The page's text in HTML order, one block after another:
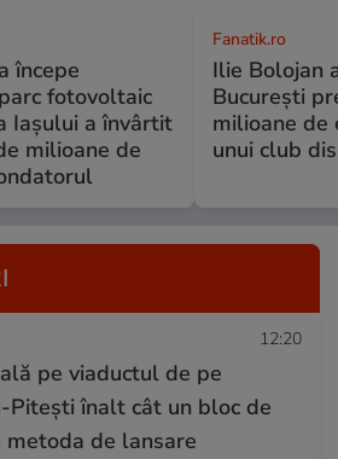
începe
fotovoltaic
Iașului a învârtit
milioane de
Fanatik.ro
Ilie Bolojan
București
milioane de
unui club
12:20
pe viaductul de pe
Pitești înalt cât un bloc de
metoda de lansare